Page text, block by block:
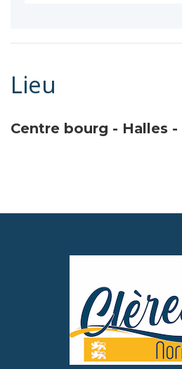
Lieu
Centre bourg - Halles -